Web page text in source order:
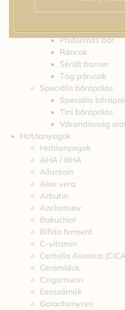
Problémás bőr
Ráncok
Sérült barrier
Tág pórusok
Speciális bőrápolás
Speciális
Tini bőrápolás
Várandósság
Hatóanyagok
Hatóanyagok
AHA / BHA
Allantoin
Aloe vera
Arbutin
Azelainsav
Bakuchiol
Bifida ferment
C-vitamin
Centella Asiatica
Ceramidok
Csigamucin
Exoszómák
Galactomyces